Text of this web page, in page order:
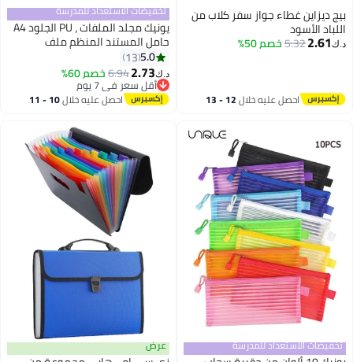
بيج ديزاين غطاء جواز سفر كلاب من
اللباد الأسود
د.ك‏2.61
5.32خصم 50%
احصل عليه خلال 12 - 13
تخفيضات الاستعداد للمدرسة
يونيك مجلد الملفات ، PU الجلود A4
حامل المستند المنظم ملف
المغلف محفظة القضية قرص
الأكمام مع إغلاق مغناطيسي
مفاجئ للمنزل مكتب المدرسة
القرطاسية (بني)
5.0
13
د.ك‏2.73
6.94خصم 60%
أقل سعر في 7 يوم
أقل سعر في 7 يوماحصل عليه خلال 10 - 11
تخفيضات الاستعداد للمدرسة عرض